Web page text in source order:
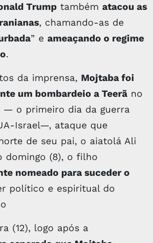
Trump também atacou as
, chamando-as de
” e ameaçando o regime
.
da imprensa, Mojtaba foi
um bombardeio a Teerã no
— o primeiro dia da guerra
Israel—, ataque que
de seu pai, o aiatolá Ali
domingo (8), o filho
nomeado para suceder o
político e espiritual do
(12), logo após a